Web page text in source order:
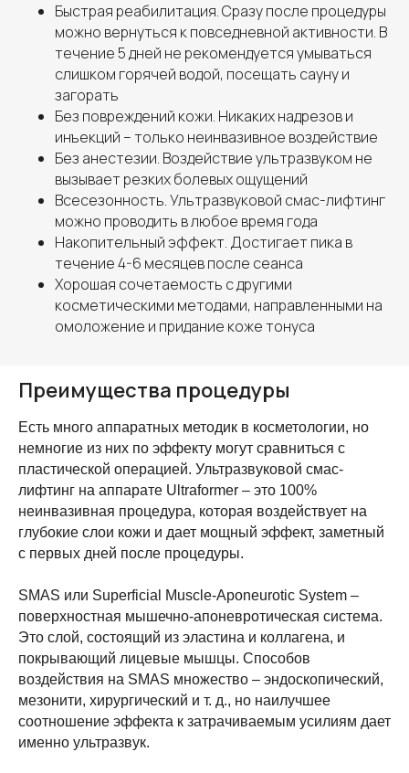
Быстрая реабилитация. Сразу после процедуры
можно вернуться к повседневной активности. В
течение 5 дней не рекомендуется умываться
слишком горячей водой, посещать сауну и
загорать
Без повреждений кожи. Никаких надрезов и
инъекций – только неинвазивное воздействие
Без анестезии. Воздействие ультразвуком не
вызывает резких болевых ощущений
Всесезонность. Ультразвуковой смас-лифтинг
можно проводить в любое время года
Накопительный эффект. Достигает пика в
течение 4-6 месяцев после сеанса
Хорошая сочетаемость с другими
косметическими методами, направленными на
омоложение и придание коже тонуса
Преимущества процедуры
Есть много аппаратных методик в косметологии, но
немногие из них по эффекту могут сравниться с
пластической операцией. Ультразвуковой смас-
лифтинг на аппарате Ultraformer – это 100%
неинвазивная процедура, которая воздействует на
глубокие слои кожи и дает мощный эффект, заметный
с первых дней после процедуры.
SMAS или Superficial Muscle-Aponeurotic System –
поверхностная мышечно-апоневротическая система.
Это слой, состоящий из эластина и коллагена, и
покрывающий лицевые мышцы. Способов
воздействия на SMAS множество – эндоскопический,
мезонити, хирургический и т. д., но наилучшее
соотношение эффекта к затрачиваемым усилиям дает
именно ультразвук.